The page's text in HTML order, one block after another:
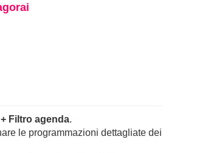
+ Filtro agenda.
le programmazioni dettagliate dei